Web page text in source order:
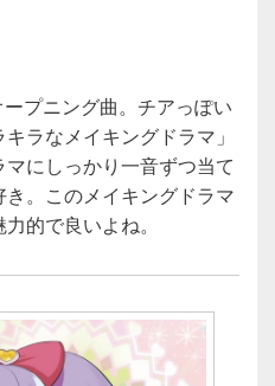
プニング曲。チアっぽい
ラなメイキングドラマ」
にしっかり一音ずつ当て
。このメイキングドラマ
的で良いよね。